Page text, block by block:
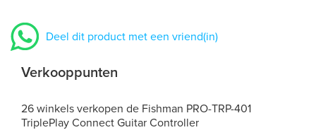
Deel dit product met een vriend(in)
Verkooppunten
26 winkels verkopen de Fishman PRO-TRP-401
TriplePlay Connect Guitar Controller